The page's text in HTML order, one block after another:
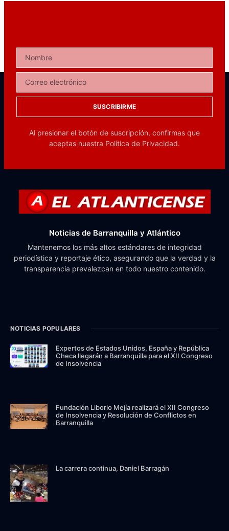
SUSCRIBIRME
Al presionar el botón de suscripción, confirmas que
aceptas nuestra Política de Privacidad.
Noticias de Barranquilla y Atlántico
Mantenemos los más altos estándares de integridad
periodística y reportaje ético, asegurando que la verdad y la
transparencia prevalezcan en todo nuestro contenido.
NOTICIAS POPULARES
Expertos de Estados Unidos, España y República
Checa llegarán a Barranquilla para el XII Congreso
de Insolvencia
Fundación Liborio Mejía realizará el XII Congreso
de Insolvencia y Resolución de Conflictos en
Barranquilla
La carrera continua, Daniel Barragán